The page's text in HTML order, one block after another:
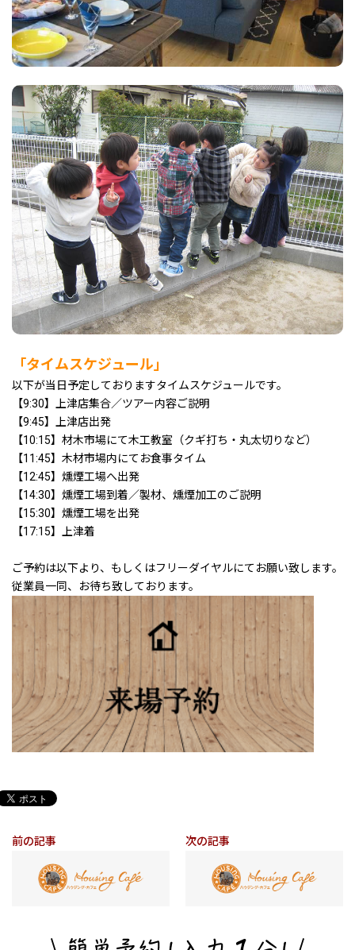
「タイムスケジュール」
以下が当日予定しておりますタイムスケジュールです。
【9:30】上津店集合／ツアー内容ご説明
【9:45】上津店出発
【10:15】材木市場にて木工教室（クギ打ち・丸太切りなど）
【11:45】木材市場内にてお食事タイム
【12:45】燻煙工場へ出発
【14:30】燻煙工場到着／製材、燻煙加工のご説明
【15:30】燻煙工場を出発
【17:15】上津着
ご予約は以下より、もしくはフリーダイヤルにてお願い致します。
従業員一同、お待ち致しております。
前の記事 次の記事